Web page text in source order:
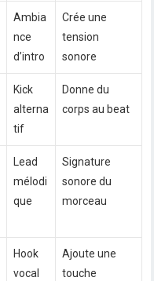
Ambia
nce
d’intro
Crée une
tension
sonore
Kick
alterna
tif
Donne du
corps au beat
Lead
mélodi
que
Signature
sonore du
morceau
Hook
vocal
Ajoute une
touche